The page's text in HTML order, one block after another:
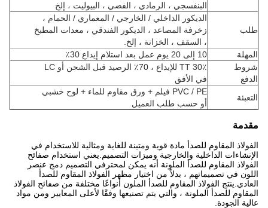
البنفسجي ، الرمادي ، الفضي ، البيوليت ، إلخ
طلب
الديكور الداخلي / الخارجي / المعماري / الحمام ،
زخرفة المصاعد ، الديكور الفندقي ، معدات المطبخ
، السقف ، الخزانة ، إلخ.
المهلة
10 إلى 20 يوم عمل بعد استلام إيداع 30٪
شروط
الدفع
30٪ TT للإيداع ، 70٪ الرصيد قبل الشحن أو LC
في الأفق
التعبئة
PVC / PE فيلم + ورق مقاوم للماء + لوح خشبي
أو حسب طلب العميل
مقدمة
الفولاذ المقاوم للصدأ مادة قوية ومتينة للغاية ومثالية للاستخدام في
الإنشاءات الداخلية والخارجية وميزات التصميم.يعني استخدام صفائح
الفولاذ المقاوم للصدأ الملونة أنه يمكن لمحترفي التصميم دمج عنصر
اللون في تصميماتهم ، بدلاً من اختيار مظهر الفولاذ المقاوم للصدأ
العادي.ينتج الفولاذ المقاوم للصدأ الملون أنواعًا مختلفة من صفائح الفولاذ
المقاوم للصدأ الملونة ، والتي يتم تصنيعها وفقًا لأعلى المعايير ومن مواد
عالية الجودة.